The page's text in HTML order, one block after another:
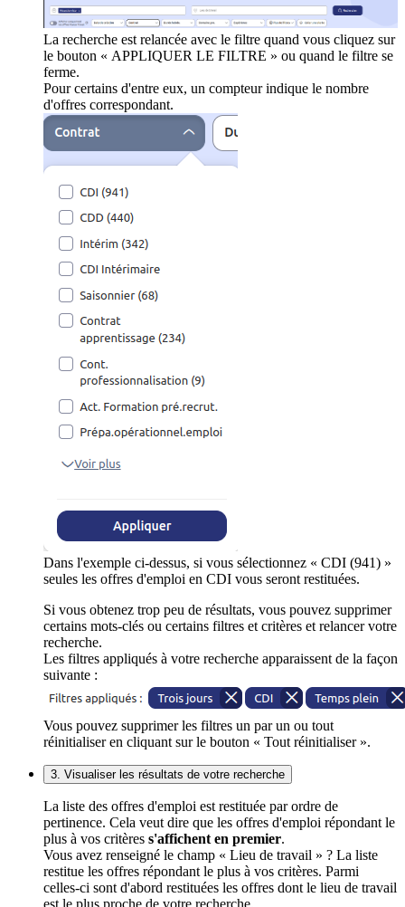
La recherche est relancée avec le filtre quand vous cliquez sur
le bouton « APPLIQUER LE FILTRE » ou quand le filtre se
ferme.
Pour certains d'entre eux, un compteur indique le nombre
d'offres correspondant.
Dans l'exemple ci-dessus, si vous sélectionnez « CDI (941) »
seules les offres d'emploi en CDI vous seront restituées.
Si vous obtenez trop peu de résultats, vous pouvez supprimer
certains mots-clés ou certains filtres et critères et relancer votre
recherche.
Les filtres appliqués à votre recherche apparaissent de la façon
suivante :
Vous pouvez supprimer les filtres un par un ou tout
réinitialiser en cliquant sur le bouton « Tout réinitialiser ».
3. Visualiser les résultats de votre recherche
La liste des offres d'emploi est restituée par ordre de
pertinence. Cela veut dire que les offres d'emploi répondant le
plus à vos critères s'affichent en premier.
Vous avez renseigné le champ « Lieu de travail » ? La liste
restitue les offres répondant le plus à vos critères. Parmi
celles-ci sont d'abord restituées les offres dont le lieu de travail
est le plus proche de votre recherche.